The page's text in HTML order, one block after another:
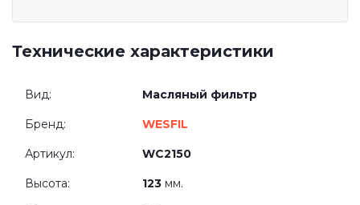
Технические характеристики
Вид: Масляный фильтр
Бренд: WESFIL
Артикул: WC2150
Высота: 123 мм.